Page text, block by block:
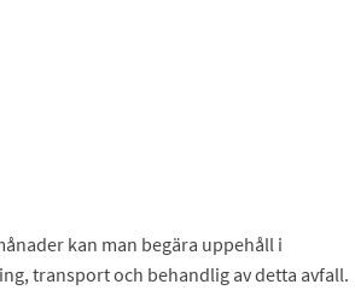
kan man begära uppehåll i
transport och behandlig av detta avfall.